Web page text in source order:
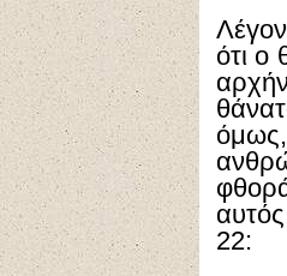
ότι ο
22: